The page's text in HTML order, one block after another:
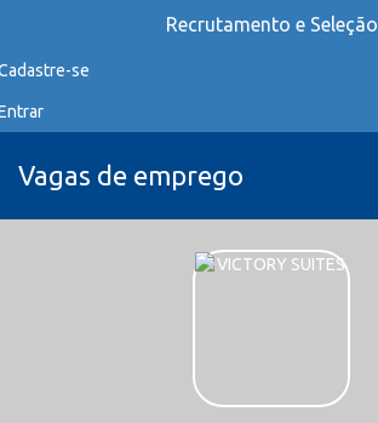
Recrutamento e Seleção
se
Vagas de emprego